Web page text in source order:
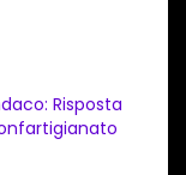
Risposta